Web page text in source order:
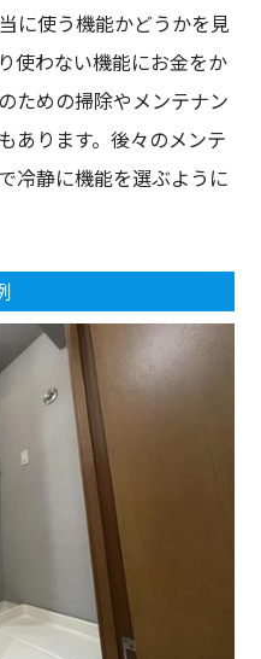
に使う機能かどうかを見
使わない機能にお金をか
ための掃除やメンテナン
あります。後々のメンテ
冷静に機能を選ぶように